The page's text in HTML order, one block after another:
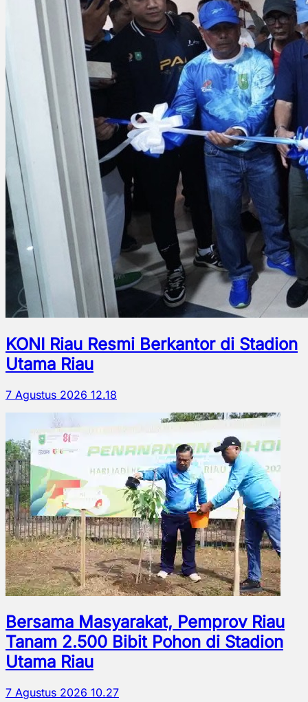
KONI Riau Resmi Berkantor di Stadion
Utama Riau
7 Agustus 2026 12.18
Bersama Masyarakat, Pemprov Riau
Tanam 2.500 Bibit Pohon di Stadion
Utama Riau
7 Agustus 2026 10.27